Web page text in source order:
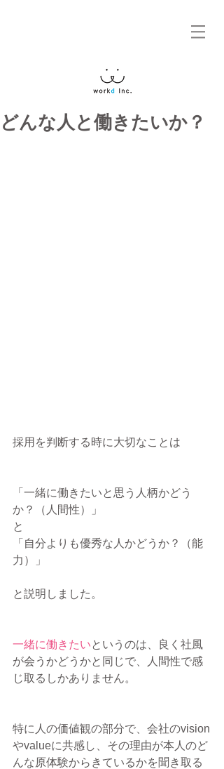
どんな人と働きたいか？
採用を判断する時に大切なことは
「一緒に働きたいと思う人柄かどう
か？（人間性）」
と
「自分よりも優秀な人かどうか？（能
力）」
と説明しました。
一緒に働きたいというのは、良く社風
が会うかどうかと同じで、人間性で感
じ取るしかありません。
特に人の価値観の部分で、会社のvision
やvalueに共感し、その理由が本人のど
んな原体験からきているかを聞き取る